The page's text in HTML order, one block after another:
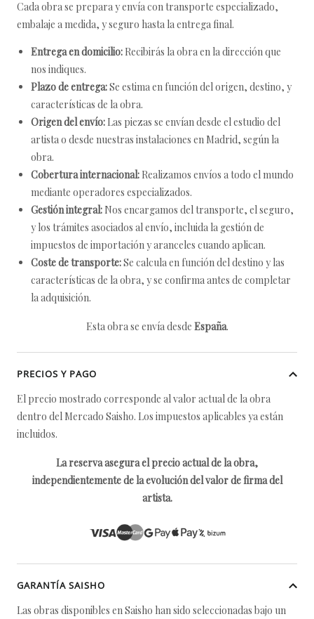
Cada obra se prepara y envía con transporte especializado,
embalaje a medida, y seguro hasta la entrega final.
Entrega en domicilio: Recibirás la obra en la dirección que
nos indiques.
Plazo de entrega:Se estima en función del origen, destino, y
características de la obra.
Origen del envío: Las piezas se envían desde el estudio del
artista o desde nuestras instalaciones en Madrid, según la
obra.
Cobertura internacional: Realizamos envíos a todo el mundo
mediante operadores especializados.
Gestión integral: Nos encargamos del transporte, el seguro,
y los trámites asociados al envío, incluida la gestión de
impuestos de importación y aranceles cuando aplican.
Coste de transporte:Se calcula en función del destino y las
características de la obra, y se confirma antes de completar
la adquisición.
Esta obra se envía desde España.
PRECIOS Y PAGO
El precio mostrado corresponde al valor actual de la obra
dentro del Mercado Saisho. Los impuestos aplicables ya están
incluidos.
La reserva asegura el precio actual de la obra,
independientemente de la evolución del valor de firma del
artista.
GARANTÍA SAISHO
Las obras disponibles en Saisho han sido seleccionadas bajo un